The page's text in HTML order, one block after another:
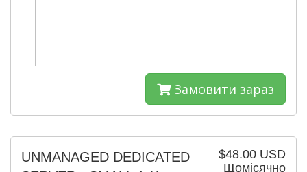
Замовити зараз
$48.00 USD
Щомісячно
UNMANAGED DEDICATED